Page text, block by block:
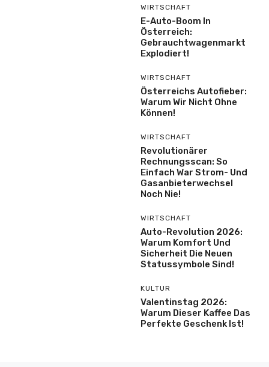
WIRTSCHAFT
E-Auto-Boom In
Österreich:
Gebrauchtwagenmarkt
Explodiert!
WIRTSCHAFT
Österreichs Autofieber:
Warum Wir Nicht Ohne
Können!
WIRTSCHAFT
Revolutionärer
Rechnungsscan: So
Einfach War Strom- Und
Gasanbieterwechsel
Noch Nie!
WIRTSCHAFT
Auto-Revolution 2026:
Warum Komfort Und
Sicherheit Die Neuen
Statussymbole Sind!
KULTUR
Valentinstag 2026:
Warum Dieser Kaffee Das
Perfekte Geschenk Ist!